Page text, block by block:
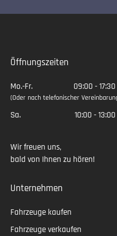
Öffnungszeiten
Mo.-Fr. 09:00 -
(Oder nach telefonischer
Sa. 10:00 -
Wir freuen uns,
bald von Ihnen zu hören!
Unternehmen
Fahrzeuge kaufen
Fahrzeuge verkaufen